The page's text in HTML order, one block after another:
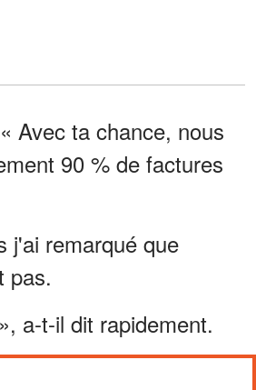
Avec ta chance, nous
90 % de factures
j'ai remarqué que
pas.
a-t-il dit rapidement.